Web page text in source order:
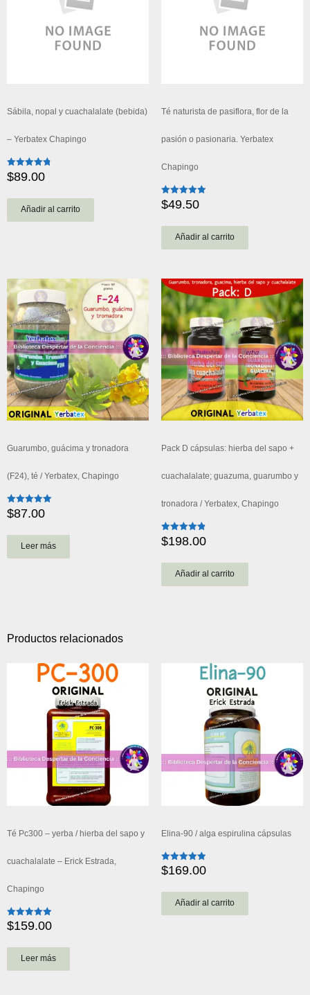
Sábila, nopal y cuachalalate (bebida)
– Yerbatex Chapingo
Valorado
con
de 5
$89.00
Añadir al carrito
Té naturista de pasiflora, flor de la
pasión o pasionaria. Yerbatex
Chapingo
Valorado
con
de 5
$49.50
Añadir al carrito
Guarumbo, guácima y tronadora
(F24), té / Yerbatex, Chapingo
Valorado
con
de 5
$87.00
Leer más
Pack D cápsulas: hierba del sapo +
cuachalalate; guazuma, guarumbo y
tronadora / Yerbatex, Chapingo
Valorado
con
de 5
$198.00
Añadir al carrito
Productos relacionados
Té Pc300 – yerba / hierba del sapo y
cuachalalate – Erick Estrada,
Chapingo
Valorado
con
de 5
$159.00
Leer más
Elina-90 / alga espirulina cápsulas
Valorado
con
de 5
$169.00
Añadir al carrito